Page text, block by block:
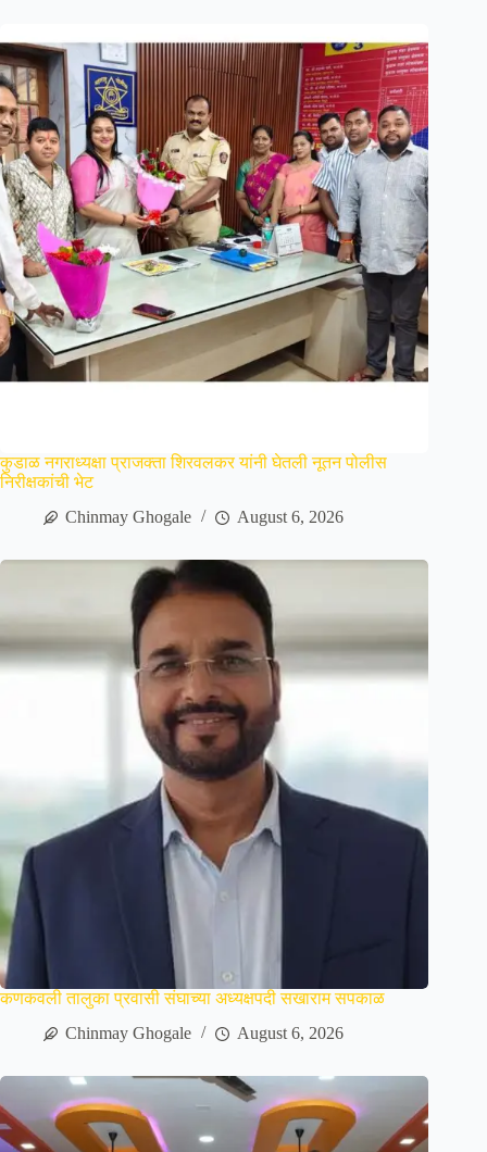
कुडाळ नगराध्यक्षा प्राजक्ता शिरवलकर यांनी घेतली नूतन पोलीस
निरीक्षकांची भेट
Chinmay Ghogale
August 6, 2026
कणकवली तालुका प्रवासी संघाच्या अध्यक्षपदी सखाराम सपकाळ
Chinmay Ghogale
August 6, 2026